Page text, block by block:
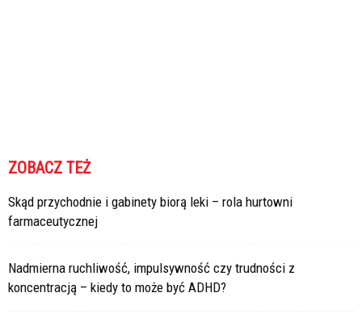
ZOBACZ TEŻ
Skąd przychodnie i gabinety biorą leki – rola hurtowni
farmaceutycznej
Nadmierna ruchliwość, impulsywność czy trudności z
koncentracją – kiedy to może być ADHD?